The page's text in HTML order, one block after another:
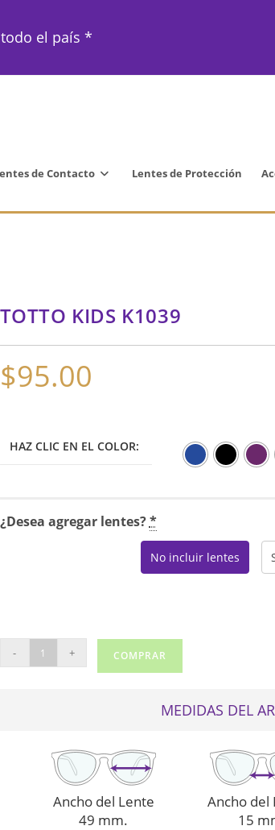
el país *
de Contacto Lentes de Protección
TOTTO KIDS K1039
$95.00
HAZ CLIC EN EL COLOR:
¿Desea agregar lentes?*
No incluir lentes
KIDS
- + COMPRAR
MEDIDAS DEL
Ancho del Lente
49 mm.
Ancho del
15